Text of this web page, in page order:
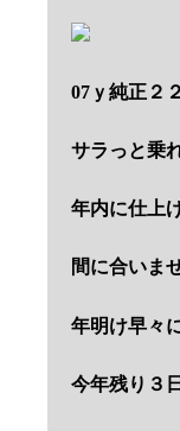
07ｙ純正２
サラっと乗
年内に仕上
間に合いま
年明け早々
今年残り３